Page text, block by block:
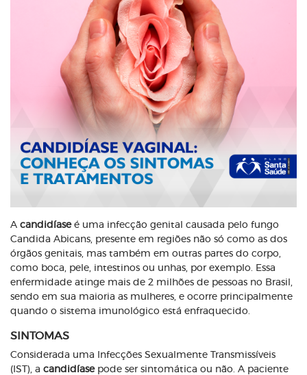
A candidíaseé uma infecção genital causada pelo fungo
Candida Abicans, presente em regiões não só como as dos
órgãos genitais, mas também em outras partes do corpo,
como boca, pele, intestinos ou unhas, por exemplo. Essa
enfermidade atinge mais de 2 milhões de pessoas no Brasil,
sendo em sua maioria as mulheres, e ocorre principalmente
quando o sistema imunológico está enfraquecido.
SINTOMAS
Considerada uma Infecções Sexualmente Transmissíveis
(IST), a candidíasepode ser sintomática ou não. A paciente